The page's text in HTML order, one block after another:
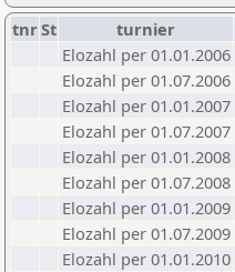
tnrSt turnier
Elozahl per 01.01.2006
Elozahl per 01.07.2006
Elozahl per 01.01.2007
Elozahl per 01.07.2007
Elozahl per 01.01.2008
Elozahl per 01.07.2008
Elozahl per 01.01.2009
Elozahl per 01.07.2009
Elozahl per 01.01.2010